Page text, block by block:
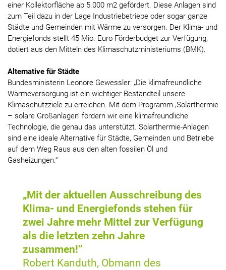
einer Kollektorfläche ab 5.000 m2 gefördert. Diese Anlagen sind
zum Teil dazu in der Lage Industriebetriebe oder sogar ganze
Städte und Gemeinden mit Wärme zu versorgen. Der Klima- und
Energiefonds stellt 45 Mio. Euro Förderbudget zur Verfügung,
dotiert aus den Mitteln des Klimaschutzministeriums (BMK).
Alternative für Städte
Bundesministerin Leonore Gewessler: „Die klimafreundliche
Wärmeversorgung ist ein wichtiger Bestandteil unsere
Klimaschutzziele zu erreichen. Mit dem Programm ‚Solarthermie
– solare Großanlagen‘ fördern wir eine klimafreundliche
Technologie, die genau das unterstützt. Solarthermie-Anlagen
sind eine ideale Alternative für Städte, Gemeinden und Betriebe
auf dem Weg Raus aus den alten fossilen Öl und
Gasheizungen.“
„Mit der aktuellen Ausschreibung des
Klima- und Energiefonds stehen für
zwei Jahre mehr Mittel zur Verfügung
als die letzten zehn Jahre
zusammen!“
Robert Kanduth, Obmann des